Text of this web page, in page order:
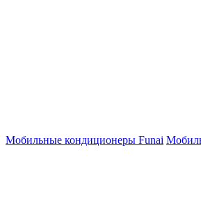
Мобильные кондиционеры Funai